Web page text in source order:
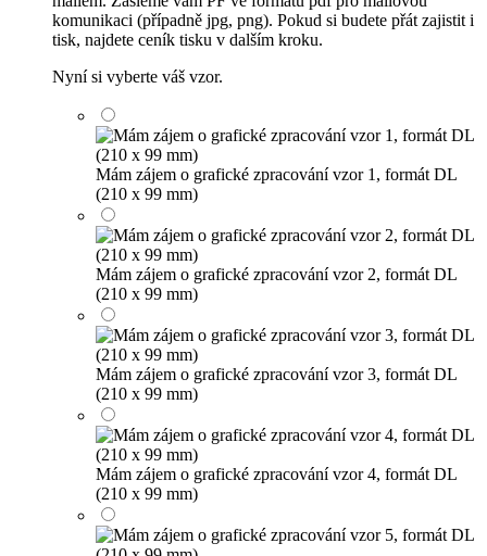
komunikaci (případně jpg, png). Pokud si budete přát zajistit i
tisk, najdete ceník tisku v dalším kroku.
Nyní si vyberte váš vzor.
Mám zájem o grafické zpracování vzor 1, formát DL
(210 x 99 mm)
Mám zájem o grafické zpracování vzor 2, formát DL
(210 x 99 mm)
Mám zájem o grafické zpracování vzor 3, formát DL
(210 x 99 mm)
Mám zájem o grafické zpracování vzor 4, formát DL
(210 x 99 mm)